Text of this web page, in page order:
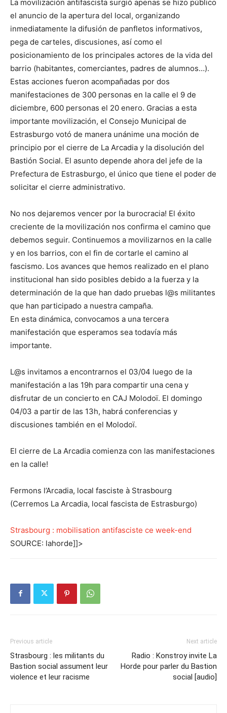
La movilización antifascista surgió apenas se hizo público
el anuncio de la apertura del local, organizando
inmediatamente la difusión de panfletos informativos,
pega de carteles, discusiones, así como el
posicionamiento de los principales actores de la vida del
barrio (habitantes, comerciantes, padres de alumnos…).
Estas acciones fueron acompañadas por dos
manifestaciones de 300 personas en la calle el 9 de
diciembre, 600 personas el 20 enero. Gracias a esta
importante movilización, el Consejo Municipal de
Estrasburgo votó de manera unánime una moción de
principio por el cierre de La Arcadia y la disolución del
Bastión Social. El asunto depende ahora del jefe de la
Prefectura de Estrasburgo, el único que tiene el poder de
solicitar el cierre administrativo.
No nos dejaremos vencer por la burocracia! El éxito
creciente de la movilización nos confirma el camino que
debemos seguir. Continuemos a movilizarnos en la calle
y en los barrios, con el fin de cortarle el camino al
fascismo. Los avances que hemos realizado en el plano
institucional han sido posibles debido a la fuerza y la
determinación de la que han dado pruebas l@s militantes
que han participado a nuestra campaña.
En esta dinámica, convocamos a una tercera
manifestación que esperamos sea todavía más
importante.
L@s invitamos a encontrarnos el 03/04 luego de la
manifestación a las 19h para compartir una cena y
disfrutar de un concierto en CAJ Molodoï. El domingo
04/03 a partir de las 13h, habrá conferencias y
discusiones también en el Molodoï.
El cierre de La Arcadia comienza con las manifestaciones
en la calle!
Fermons l’Arcadia, local fasciste à Strasbourg
(Cerremos La Arcadia, local fascista de Estrasburgo)
Strasbourg : mobilisation antifasciste ce week-end
SOURCE: lahorde]]>
Previous article
Strasbourg : les militants du
Bastion social assument leur
violence et leur racisme
Next article
Radio : Konstroy invite La
Horde pour parler du Bastion
social [audio]